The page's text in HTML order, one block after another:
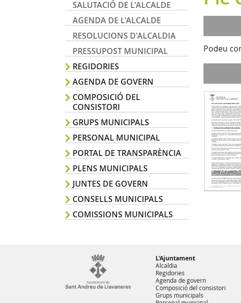
SALUTACIÓ DE L'ALCALDE
AGENDA DE L'ALCALDE
RESOLUCIONS D'ALCALDIA
PRESSUPOST MUNICIPAL
REGIDORIES
AGENDA DE GOVERN
COMPOSICIÓ DEL
CONSISTORI
GRUPS MUNICIPALS
PERSONAL MUNICIPAL
PORTAL DE TRANSPARÈNCIA
PLENS MUNICIPALS
JUNTES DE GOVERN
CONSELLS MUNICIPALS
COMISSIONS MUNICIPALS
Podeu
L'Ajuntament
Alcaldia
Regidories
Agenda de govern
Composició del consistori
Grups municipals